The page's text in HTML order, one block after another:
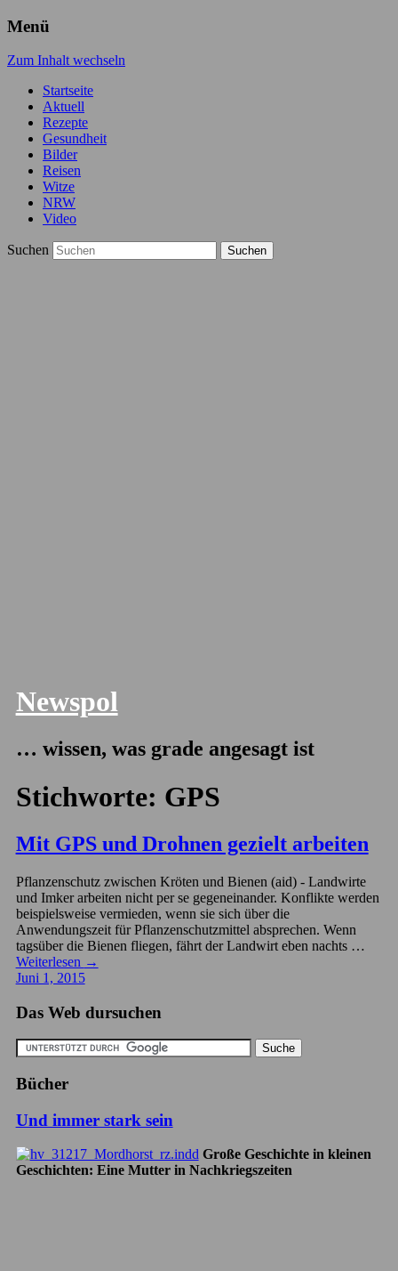
Menü
Zum Inhalt wechseln
Startseite
Aktuell
Rezepte
Gesundheit
Bilder
Reisen
Witze
NRW
Video
Suchen
Newspol
… wissen, was grade angesagt ist
Stichworte: GPS
Mit GPS und Drohnen gezielt arbeiten
Pflanzenschutz zwischen Kröten und Bienen (aid) - Landwirte
und Imker arbeiten nicht per se gegeneinander. Konflikte werden
beispielsweise vermieden, wenn sie sich über die
Anwendungszeit für Pflanzenschutzmittel absprechen. Wenn
tagsüber die Bienen fliegen, fährt der Landwirt eben nachts …
Weiterlesen →
Juni 1, 2015
Das Web dursuchen
Bücher
Und immer stark sein
Große Geschichte in kleinen
Geschichten: Eine Mutter in Nachkriegszeiten